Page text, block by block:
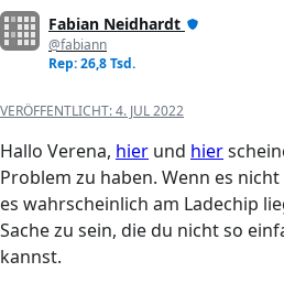
Fabian Neidhardt
@fabiann
Rep: 26,8 Tsd.
VERÖFFENTLICHT:4. JUL 2022
Hallo Verena, hier und hier
Problem zu haben. Wenn es
es wahrscheinlich am Ladechip
Sache zu sein, die du nicht so
kannst.